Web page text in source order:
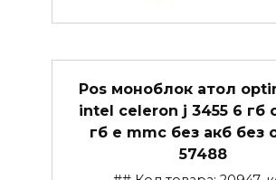
Pos моноблок атол
intel celeron j 3455 6 гб
гб e mmc без акб без
57488